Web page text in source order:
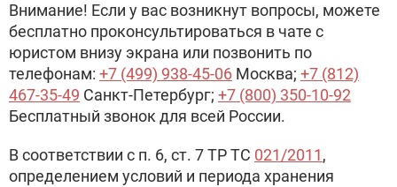
Внимание! Если у вас возникнут вопросы, можете
бесплатно проконсультироваться в чате с
юристом внизу экрана или позвонить по
телефонам: +7 (499) 938-45-06 Москва; +7 (812)
467-35-49 Санкт-Петербург; +7 (800) 350-10-92
Бесплатный звонок для всей России.
В соответствии с п. 6, ст. 7 ТР ТС 021/2011,
определением условий и периода хранения